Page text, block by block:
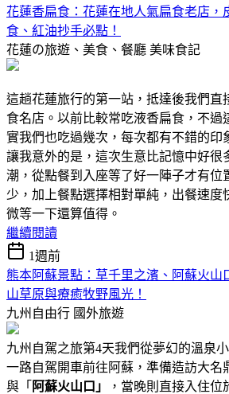
花蓮香扁食：花蓮在地人氣扁食老店，
食、紅油抄手必點！
花蓮の旅遊、美食、餐廳 美味食記
這趟花蓮旅行的第一站，抵達後我們直
食名店。以前比較常吃液香扁食，不過
實我們也吃過幾次，每次都有不錯的印
讓我意外的是，這次生意比記憶中好很
潮，從點餐到入座等了好一陣子才有位
少，加上餐點選擇相對單純，出餐速度
微等一下還算值得。
繼續閱讀
1週前
熊本阿蘇景點：草千里之濱、阿蘇火山
山草原與療癒牧野風光！
九州自由行 國外旅遊
九州自駕之旅第4天我們從夢幻的溫泉
一路自駕開車前往阿蘇，準備造訪大名
與「 阿蘇火山口」
，當晚則直接入住